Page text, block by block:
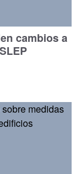
cambios a